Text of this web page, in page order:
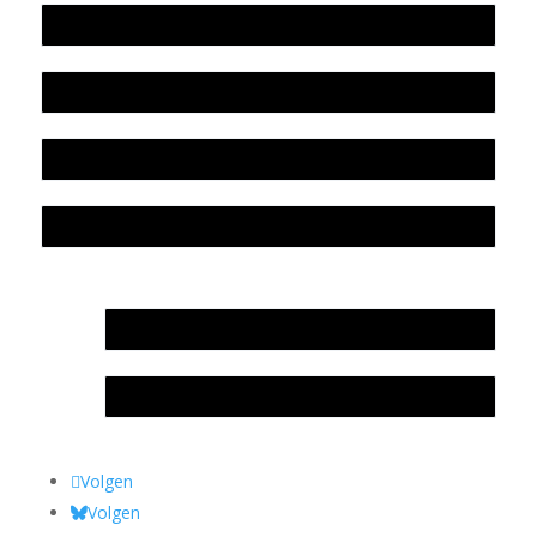
Volgen
Volgen